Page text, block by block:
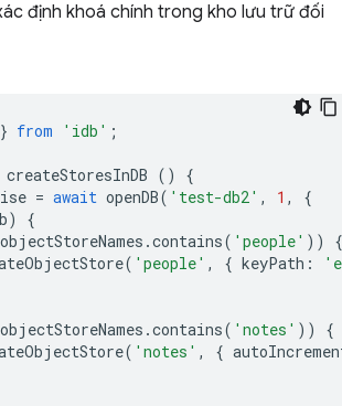
định khoá chính trong kho lưu trữ đối
} from 'idb' ;
createStoresInDB ()
{
= await openDB( 'test-db2' , 1 ,
{
)
{
objectStoreNames .contains( 'people' ))
{
( 'people' , { keyPath :
objectStoreNames .contains( 'notes' ))
{
( 'notes' , {